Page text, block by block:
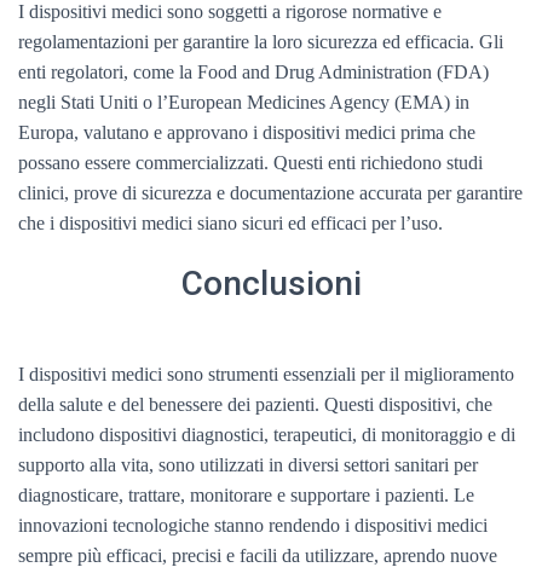
I dispositivi medici sono soggetti a rigorose normative e
regolamentazioni per garantire la loro sicurezza ed efficacia. Gli
enti regolatori, come la Food and Drug Administration (FDA)
negli Stati Uniti o l’European Medicines Agency (EMA) in
Europa, valutano e approvano i dispositivi medici prima che
possano essere commercializzati. Questi enti richiedono studi
clinici, prove di sicurezza e documentazione accurata per garantire
che i dispositivi medici siano sicuri ed efficaci per l’uso.
Conclusioni
I dispositivi medici sono strumenti essenziali per il miglioramento
della salute e del benessere dei pazienti. Questi dispositivi, che
includono dispositivi diagnostici, terapeutici, di monitoraggio e di
supporto alla vita, sono utilizzati in diversi settori sanitari per
diagnosticare, trattare, monitorare e supportare i pazienti. Le
innovazioni tecnologiche stanno rendendo i dispositivi medici
sempre più efficaci, precisi e facili da utilizzare, aprendo nuove